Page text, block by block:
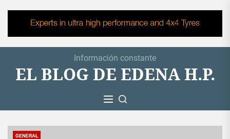
the
Información constante
EL BLOG DE EDENA H.P.
GENERAL